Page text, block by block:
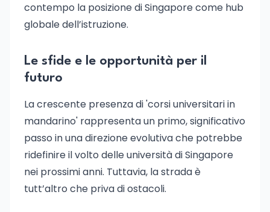
contempo la posizione di Singapore come hub
globale dell’istruzione.
Le sfide e le opportunità per il
futuro
La crescente presenza di 'corsi universitari in
mandarino' rappresenta un primo, significativo
passo in una direzione evolutiva che potrebbe
ridefinire il volto delle università di Singapore
nei prossimi anni. Tuttavia, la strada è
tutt’altro che priva di ostacoli.